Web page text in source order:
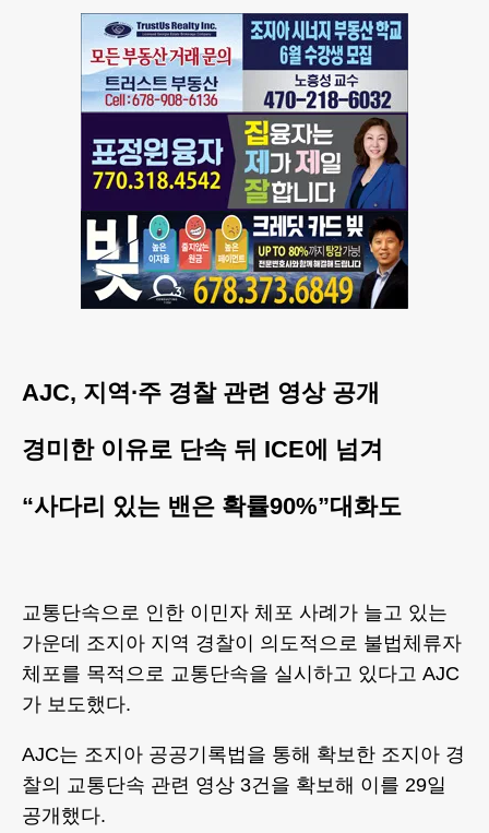
AJC, 지역∙주 경찰 관련 영상 공개
경미한 이유로 단속 뒤 ICE에 넘겨
“사다리 있는 밴은 확률90%”대화도
교통단속으로 인한 이민자 체포 사례가 늘고 있는
가운데 조지아 지역 경찰이 의도적으로 불법체류자
체포를 목적으로 교통단속을 실시하고 있다고 AJC
가 보도했다.
AJC는 조지아 공공기록법을 통해 확보한 조지아 경
찰의 교통단속 관련 영상 3건을 확보해 이를 29일
공개했다.